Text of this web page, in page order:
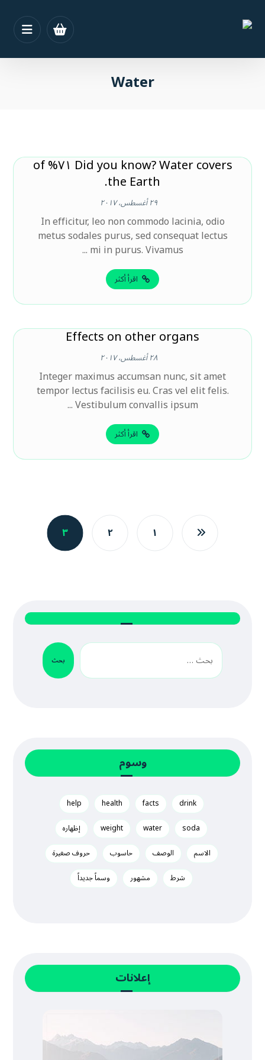
Water
Did you know? Water covers ٧١% of
the Earth.
٢٩ أغسطس، ٢٠١٧
In efficitur, leo non commodo lacinia, odio
metus sodales purus, sed consequat lectus
mi in purus. Vivamus ...
اقرأ أكثر
Effects on other organs
٢٨ أغسطس، ٢٠١٧
Integer maximus accumsan nunc, sit amet
tempor lectus facilisis eu. Cras vel elit felis.
Vestibulum convallis ipsum ...
اقرأ أكثر
١ ٢ ٣
بحث
وسوم
drink
facts
health
help
soda
water
weight
إظهاره
الاسم
الوصف حاسوب
حروف صغيرة
شرط
مشهور وسماً جديداً
إعلانات